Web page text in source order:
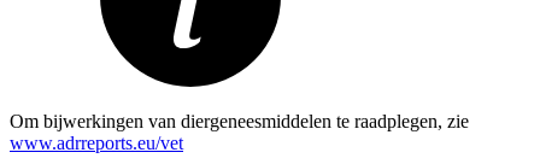
Om bijwerkingen van diergeneesmiddelen te raadplegen, zie
www.adrreports.eu/vet